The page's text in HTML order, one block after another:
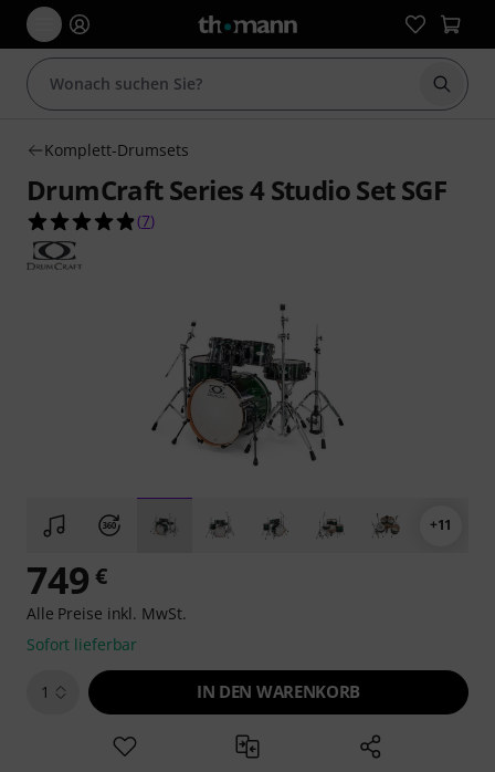
Suche
Komplett-Drumsets
DrumCraft Series 4 Studio Set SGF
4.9 von 5 Sternen aus 7 Kundenbewertungen
(7)
+11
749 €
Alle Preise inkl. MwSt.
Sofort lieferbar
1 IN DEN WARENKORB